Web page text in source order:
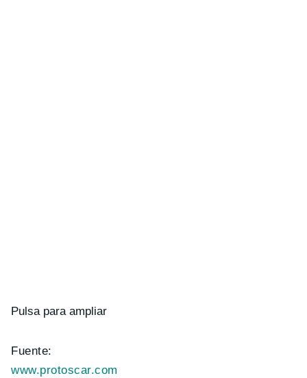
Pulsa para ampliar
Fuente:
www.protoscar.com